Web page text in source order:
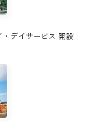
デイサービス 開設